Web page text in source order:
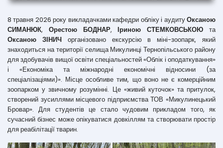
8 травня 2026 року викладачками кафедри обліку і аудитуОксаною
СИМАНЮК, Орестою БОДНАР,Іриною СТЕМКОВСЬКОЮ та
Оксаною ЗІНИЧорганізовано екскурсію в міні-зоопарк, який
знаходиться на території селища Микулинці Тернопільського району
для здобувачів вищої освіти спеціальностей «Облік і оподаткування»
і «Економіка та міжнародні економічні відносини (за
спеціалізаціями)». Місце особливе тим, що воно не є комерційним
зоопарком у звичному розумінні. Це «живий куточок» та притулок,
створений зусиллями місцевого підприємства ТОВ «Микулинецький
Бровар». Для студентів це стало чудовим прикладом того, як
сучасний бізнес може опікуватися довкіллям та створювати простір
для реабілітації тварин.